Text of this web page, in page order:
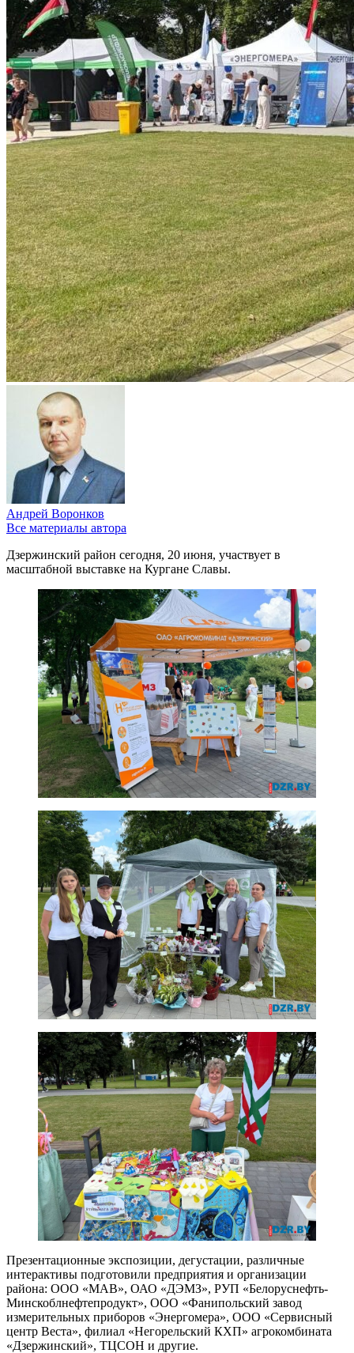
Андрей Воронков
Все материалы автора
Дзержинский район сегодня, 20 июня, участвует в
масштабной выставке на Кургане Славы.
Презентационные экспозиции, дегустации, различные
интерактивы подготовили предприятия и организации
района: ООО «МАВ», ОАО «ДЭМЗ», РУП «Белоруснефть-
Минскоблнефтепродукт», ООО «Фанипольский завод
измерительных приборов «Энергомера», ООО «Сервисный
центр Веста», филиал «Негорельский КХП» агрокомбината
«Дзержинский», ТЦСОН и другие.